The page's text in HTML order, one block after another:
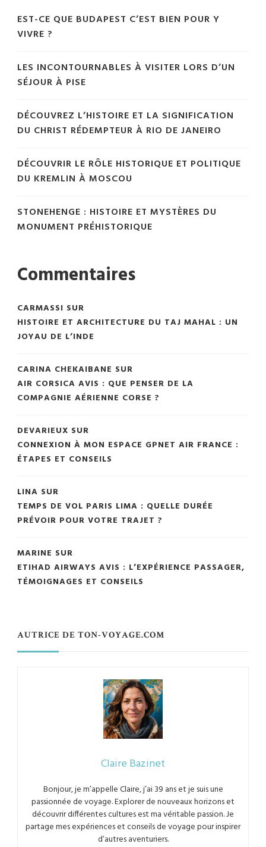
EST-CE QUE BUDAPEST C’EST BIEN POUR Y
VIVRE ?
LES INCONTOURNABLES À VISITER LORS D’UN
SÉJOUR À PISE
DÉCOUVREZ L’HISTOIRE ET LA SIGNIFICATION
DU CHRIST RÉDEMPTEUR À RIO DE JANEIRO
DÉCOUVRIR LE RÔLE HISTORIQUE ET POLITIQUE
DU KREMLIN À MOSCOU
STONEHENGE : HISTOIRE ET MYSTÈRES DU
MONUMENT PRÉHISTORIQUE
Commentaires
CARMASSI SUR
HISTOIRE ET ARCHITECTURE DU TAJ MAHAL : UN
JOYAU DE L’INDE
CARINA CHEKAIBANE SUR
AIR CORSICA AVIS : QUE PENSER DE LA
COMPAGNIE AÉRIENNE CORSE ?
DEVARIEUX SUR
CONNEXION À MON ESPACE GPNET AIR FRANCE :
ÉTAPES ET CONSEILS
LINA SUR
TEMPS DE VOL PARIS LIMA : QUELLE DURÉE
PRÉVOIR POUR VOTRE TRAJET ?
MARINE SUR
ETIHAD AIRWAYS AVIS : L’EXPÉRIENCE PASSAGER,
TÉMOIGNAGES ET CONSEILS
AUTRICE DE TON-VOYAGE.COM
Claire Bazinet
Bonjour, je m’appelle Claire, j’ai 39 ans et je suis une
passionnée de voyage. Explorer de nouveaux horizons et
découvrir différentes cultures est ma véritable passion. Je
partage mes expériences et conseils de voyage pour inspirer
d’autres aventuriers.